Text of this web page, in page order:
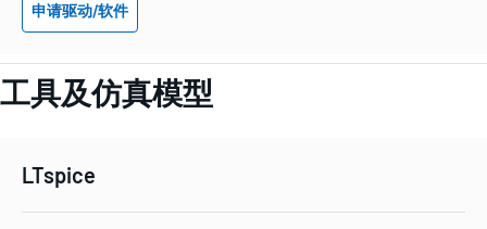
申请驱动/软件
工具及仿真模型
LTspice